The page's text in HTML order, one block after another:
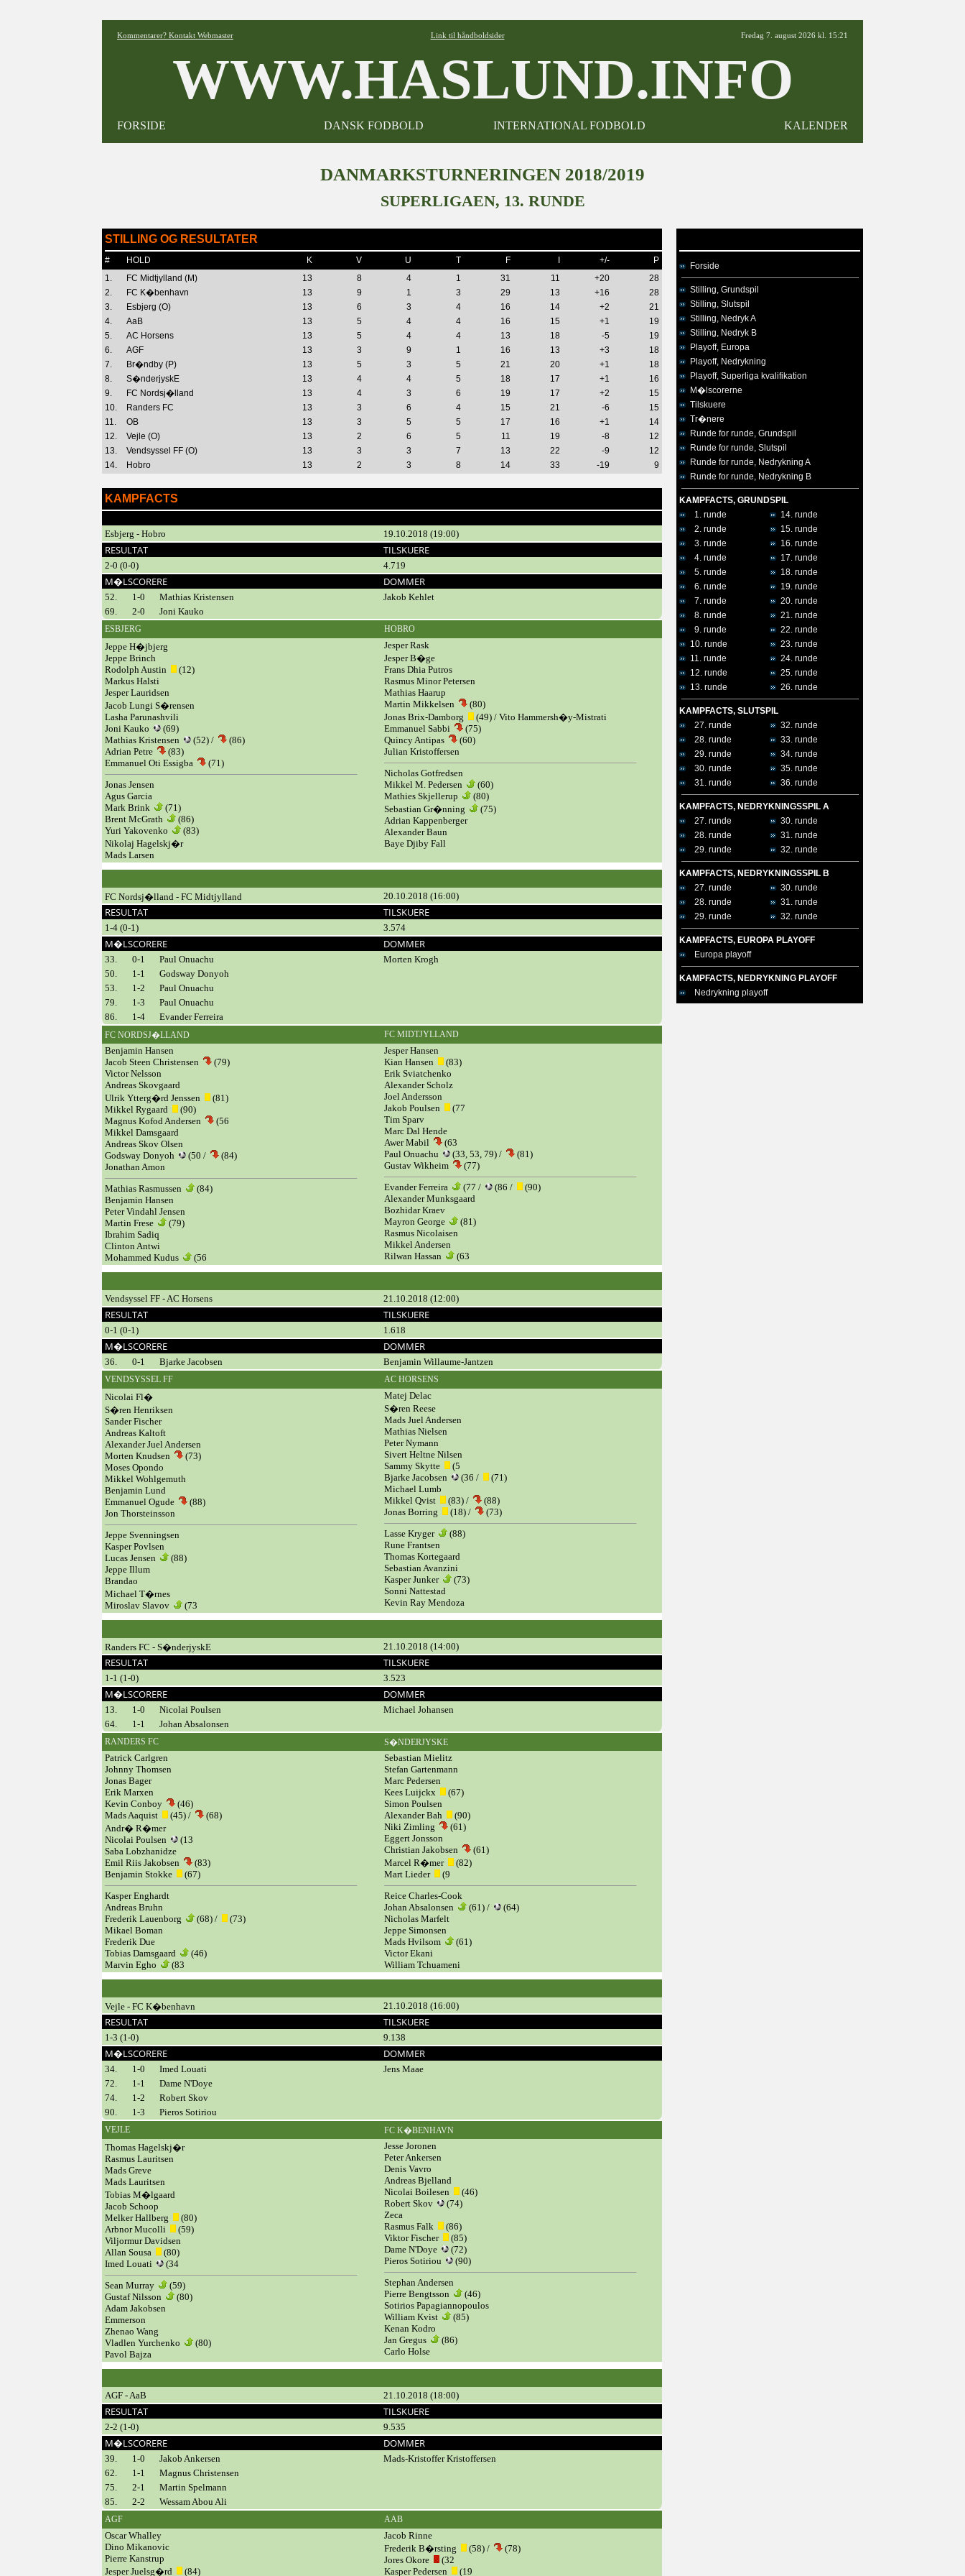
Kommentarer? Kontakt Webmaster Link til håndboldsider Fredag 7. august 2026 kl. 15:21
WWW.HASLUND.INFO
FORSIDE DANSK FODBOLD INTERNATIONAL FODBOLD KALENDER
DANMARKSTURNERINGEN 2018/2019
SUPERLIGAEN, 13. RUNDE
STILLING OG RESULTATER
# HOLD K V U T F +/-
P
1.
FC Midtjylland (M) 13 8 4 1 31 11 +20
28
2.
FC K�benhavn 13 9 1 3 29 13 +16
28
3.
Esbjerg (O) 13 6 3 4 16 14 +2
21
4.
AaB 13 5 4 4 16 15 +1
19
5.
AC Horsens 13 5 4 4 13 18 -5
19
6.
AGF 13 3 9 1 16 13 +3
18
7.
Br�ndby (P) 13 5 3 5 21 20 +1
18
8.
S�nderjyskE 13 4 4 5 18 17 +1
16
9.
FC Nordsj�lland 13 4 3 6 19 17 +2
15
10.
Randers FC 13 3 6 4 15 21 -6
15
11.
OB 13 3 5 5 17 16 +1
14
12.
Vejle (O) 13 2 6 5 11 19 -8
12
13.
Vendsyssel FF (O) 13 3 3 7 13 22 -9
12
14.
Hobro 13 2 3 8 14 33 -19 9
KAMPFACTS
Esbjerg - Hobro 19.10.2018 (19:00)
RESULTAT TILSKUERE
2-0 (0-0) 4.719
M�LSCORERE DOMMER
52. 1-0 Mathias Kristensen
Jakob Kehlet
69.
2-0 Joni Kauko
ESBJERG HOBRO
Jeppe H�jbjerg
Jeppe Brinch
Rodolph Austin
(12)
Markus Halsti
Jesper Lauridsen
Jacob Lungi S�rensen
Lasha Parunashvili
Joni Kauko
(69)
Mathias Kristensen
(52) /
(86)
Adrian Petre
(83)
Emmanuel Oti Essigba
(71)
Jonas Jensen
Agus Garcia
Mark Brink
(71)
Brent McGrath
(86)
Yuri Yakovenko
(83)
Nikolaj Hagelskj�r
Mads Larsen
Jesper Rask
Jesper B�ge
Frans Dhia Putros
Rasmus Minor Petersen
Mathias Haarup
Martin Mikkelsen
(80)
Jonas Brix-Damborg
(49) / Vito Hammersh�y-Mistrati
Emmanuel Sabbi
(75)
Quincy Antipas
(60)
Julian Kristoffersen
Nicholas Gotfredsen
Mikkel M. Pedersen
(60)
Mathies Skjellerup
(80)
Sebastian Gr�nning
(75)
Adrian Kappenberger
Alexander Baun
Baye Djiby Fall
FC Nordsj�lland - FC Midtjylland 20.10.2018 (16:00)
RESULTAT TILSKUERE
1-4 (0-1) 3.574
M�LSCORERE DOMMER
33. 0-1 Paul Onuachu
Morten Krogh
50.
1-1
Godsway Donyoh
53.
1-2
Paul Onuachu
79.
1-3
Paul Onuachu
86.
1-4 Evander Ferreira
FC NORDSJ�LLAND FC MIDTJYLLAND
Benjamin Hansen
Jacob Steen Christensen
(79)
Victor Nelsson
Andreas Skovgaard
Ulrik Ytterg�rd Jenssen
(81)
Mikkel Rygaard
(90)
Magnus Kofod Andersen
(56
Mikkel Damsgaard
Andreas Skov Olsen
Godsway Donyoh
(50 /
(84)
Jonathan Amon
Mathias Rasmussen
(84)
Benjamin Hansen
Peter Vindahl Jensen
Martin Frese
(79)
Ibrahim Sadiq
Clinton Antwi
Mohammed Kudus
(56
Jesper Hansen
Kian Hansen
(83)
Erik Sviatchenko
Alexander Scholz
Joel Andersson
Jakob Poulsen
(77
Tim Sparv
Marc Dal Hende
Awer Mabil
(63
Paul Onuachu
(33, 53, 79) /
(81)
Gustav Wikheim
(77)
Evander Ferreira
(77 / (86 /
(90)
Alexander Munksgaard
Bozhidar Kraev
Mayron George
(81)
Rasmus Nicolaisen
Mikkel Andersen
Rilwan Hassan
(63
Vendsyssel FF - AC Horsens 21.10.2018 (12:00)
RESULTAT TILSKUERE
0-1 (0-1) 1.618
M�LSCORERE DOMMER
36. 0-1 Bjarke Jacobsen Benjamin Willaume-Jantzen
VENDSYSSEL FF AC HORSENS
Nicolai Fl�
S�ren Henriksen
Sander Fischer
Andreas Kaltoft
Alexander Juel Andersen
Morten Knudsen
(73)
Moses Opondo
Mikkel Wohlgemuth
Benjamin Lund
Emmanuel Ogude
(88)
Jon Thorsteinsson
Jeppe Svenningsen
Kasper Povlsen
Lucas Jensen
(88)
Jeppe Illum
Brandao
Michael T�rnes
Miroslav Slavov
(73
Matej Delac
S�ren Reese
Mads Juel Andersen
Mathias Nielsen
Peter Nymann
Sivert Heltne Nilsen
Sammy Skytte
(5
Bjarke Jacobsen
(36 /
(71)
Michael Lumb
Mikkel Qvist
(83) /
(88)
Jonas Borring
(18) /
(73)
Lasse Kryger
(88)
Rune Frantsen
Thomas Kortegaard
Sebastian Avanzini
Kasper Junker
(73)
Sonni Nattestad
Kevin Ray Mendoza
Randers FC - S�nderjyskE 21.10.2018 (14:00)
RESULTAT TILSKUERE
1-1 (1-0) 3.523
M�LSCORERE DOMMER
13. 1-0 Nicolai Poulsen
Michael Johansen
64.
1-1 Johan Absalonsen
RANDERS FC S�NDERJYSKE
Patrick Carlgren
Johnny Thomsen
Jonas Bager
Erik Marxen
Kevin Conboy
(46)
Mads Aaquist
(45) /
(68)
Andr� R�mer
Nicolai Poulsen
(13
Saba Lobzhanidze
Emil Riis Jakobsen
(83)
Benjamin Stokke
(67)
Kasper Enghardt
Andreas Bruhn
Frederik Lauenborg
(68) /
(73)
Mikael Boman
Frederik Due
Tobias Damsgaard
(46)
Marvin Egho
(83
Sebastian Mielitz
Stefan Gartenmann
Marc Pedersen
Kees Luijckx
(67)
Simon Poulsen
Alexander Bah
(90)
Niki Zimling
(61)
Eggert Jonsson
Christian Jakobsen
(61)
Marcel R�mer
(82)
Mart Lieder
(9
Reice Charles-Cook
Johan Absalonsen
(61) /
(64)
Nicholas Marfelt
Jeppe Simonsen
Mads Hvilsom
(61)
Victor Ekani
William Tchuameni
Vejle - FC K�benhavn 21.10.2018 (16:00)
RESULTAT TILSKUERE
1-3 (1-0) 9.138
M�LSCORERE DOMMER
34. 1-0 Imed Louati
Jens Maae
72.
1-1
Dame N'Doye
74.
1-2
Robert Skov
90.
1-3 Pieros Sotiriou
VEJLE FC K�BENHAVN
Thomas Hagelskj�r
Rasmus Lauritsen
Mads Greve
Mads Lauritsen
Tobias M�lgaard
Jacob Schoop
Melker Hallberg
(80)
Arbnor Mucolli
(59)
Viljormur Davidsen
Allan Sousa
(80)
Imed Louati
(34
Sean Murray
(59)
Gustaf Nilsson
(80)
Adam Jakobsen
Emmerson
Zhenao Wang
Vladlen Yurchenko
(80)
Pavol Bajza
Jesse Joronen
Peter Ankersen
Denis Vavro
Andreas Bjelland
Nicolai Boilesen
(46)
Robert Skov
(74)
Zeca
Rasmus Falk
(86)
Viktor Fischer
(85)
Dame N'Doye
(72)
Pieros Sotiriou
(90)
Stephan Andersen
Pierre Bengtsson
(46)
Sotirios Papagiannopoulos
William Kvist
(85)
Kenan Kodro
Jan Gregus
(86)
Carlo Holse
AGF - AaB 21.10.2018 (18:00)
RESULTAT TILSKUERE
2-2 (1-0) 9.535
M�LSCORERE DOMMER
39. 1-0 Jakob Ankersen
Mads-Kristoffer Kristoffersen
62.
1-1
Magnus Christensen
75.
2-1
Martin Spelmann
85.
2-2 Wessam Abou Ali
AGF AAB
Oscar Whalley
Dino Mikanovic
Pierre Kanstrup
Jesper Juelsg�rd
(84)
Jacob Rinne
Frederik B�rsting
(58) /
(78)
Jores Okore
(32
Kasper Pedersen
(19
Forside
Stilling, Grundspil
Stilling, Slutspil
Stilling, Nedryk A
Stilling, Nedryk B
Playoff, Europa
Playoff, Nedrykning
Playoff, Superliga kvalifikation
M�lscorerne
Tilskuere
Tr�nere
Runde for runde, Grundspil
Runde for runde, Slutspil
Runde for runde, Nedrykning A
Runde for runde, Nedrykning B
KAMPFACTS, GRUNDSPIL
1. runde
14. runde
2. runde
15. runde
3. runde
16. runde
4. runde
17. runde
5. runde
18. runde
6. runde
19. runde
7. runde
20. runde
8. runde
21. runde
9. runde
22. runde
10. runde
23. runde
11. runde
24. runde
12. runde
25. runde
13. runde
26. runde
KAMPFACTS, SLUTSPIL
27. runde
32. runde
28. runde
33. runde
29. runde
34. runde
30. runde
35. runde
31. runde
36. runde
KAMPFACTS, NEDRYKNINGSSPIL A
27. runde
30. runde
28. runde
31. runde
29. runde
32. runde
KAMPFACTS, NEDRYKNINGSSPIL B
27. runde
30. runde
28. runde
31. runde
29. runde
32. runde
KAMPFACTS, EUROPA PLAYOFF
Europa playoff
KAMPFACTS, NEDRYKNING PLAYOFF
Nedrykning playoff